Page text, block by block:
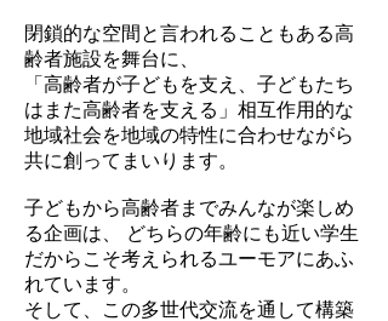
閉鎖的な空間と言われることもある高
齢者施設を舞台に、
「高齢者が子どもを支え、子どもたち
はまた高齢者を支える」相互作用的な
地域社会を地域の特性に合わせながら
共に創ってまいります。
子どもから高齢者までみんなが楽しめ
る企画は、 どちらの年齢にも近い学生
だからこそ考えられるユーモアにあふ
れています。
そして、この多世代交流を通して構築